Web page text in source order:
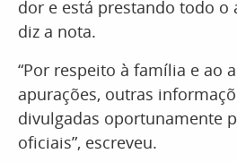
dor e está prestando todo o
diz a nota.
“Por respeito à família e ao
apurações, outras
divulgadas oportunamente
oficiais”, escreveu.